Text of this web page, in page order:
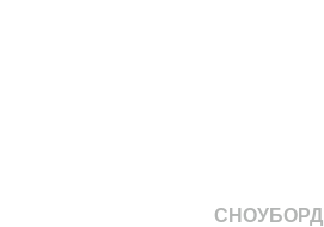
СНОУБОРД